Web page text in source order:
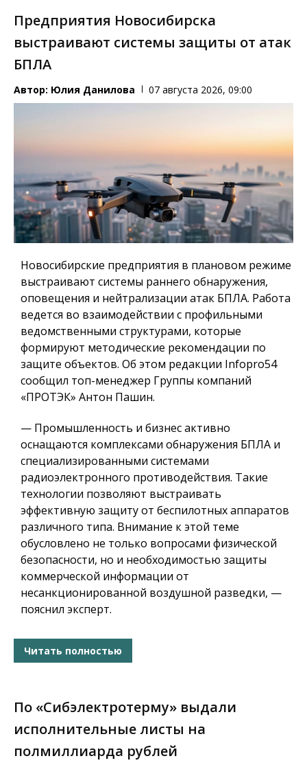
Предприятия Новосибирска
выстраивают системы защиты от атак
БПЛА
Автор: Юлия Данилова 07 августа 2026, 09:00
Новосибирские предприятия в плановом режиме
выстраивают системы раннего обнаружения,
оповещения и нейтрализации атак БПЛА. Работа
ведется во взаимодействии с профильными
ведомственными структурами, которые
формируют методические рекомендации по
защите объектов. Об этом редакции Infopro54
сообщил топ-менеджер Группы компаний
«ПРОТЭК» Антон Пашин.
— Промышленность и бизнес активно
оснащаются комплексами обнаружения БПЛА и
специализированными системами
радиоэлектронного противодействия. Такие
технологии позволяют выстраивать
эффективную защиту от беспилотных аппаратов
различного типа. Внимание к этой теме
обусловлено не только вопросами физической
безопасности, но и необходимостью защиты
коммерческой информации от
несанкционированной воздушной разведки, —
пояснил эксперт.
Читать полностью
По «Сибэлектротерму» выдали
исполнительные листы на
полмиллиарда рублей